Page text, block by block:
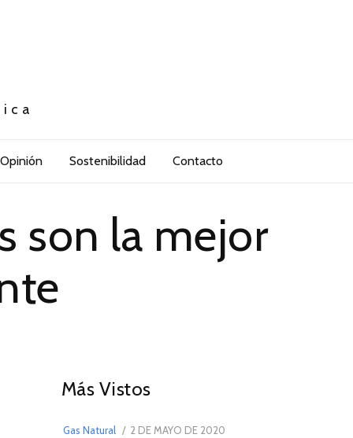
Opinión Sostenibilidad Contacto
son la mejor
Más Vistos
Gas Natural
POSTED
2 DE MAYO DE 2020